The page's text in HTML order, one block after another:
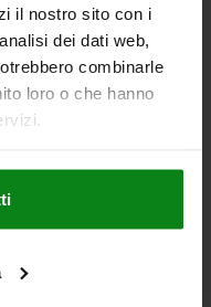
il nostro sito con i
dei dati web,
combinarle
loro o che hanno
acquistato